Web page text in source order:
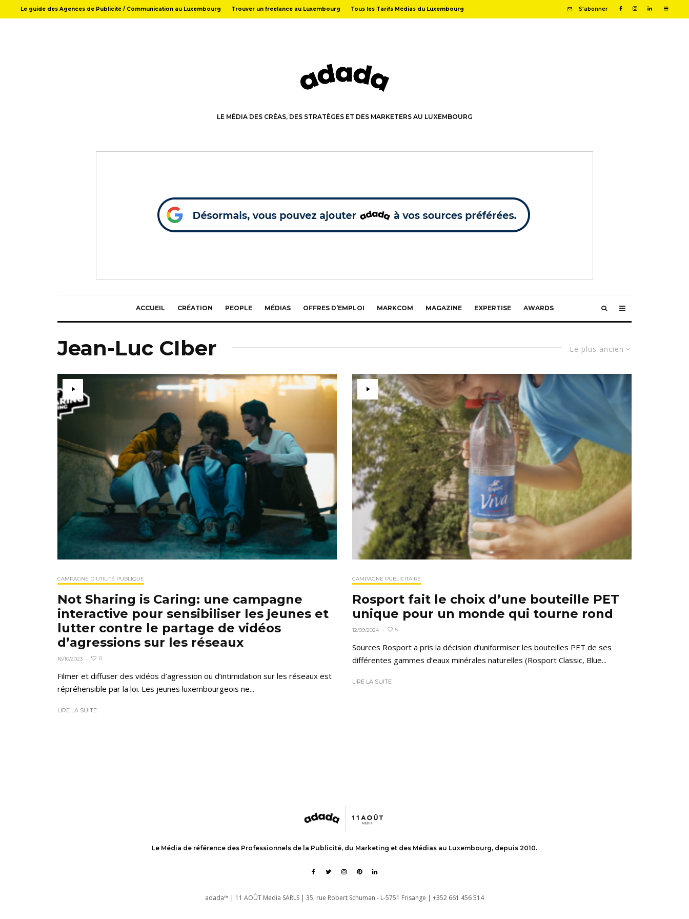
Le guide des Agences de Publicité / Communication au Luxembourg Trouver un freelance au Luxembourg Tous les Tarifs Médias du Luxembourg S'abonner
LE MÉDIA DES CRÉAS, DES STRATÈGES ET DES MARKETERS AU LUXEMBOURG
ACCUEIL CRÉATION PEOPLE MÉDIAS OFFRES D’EMPLOI MARKCOM MAGAZINE EXPERTISE AWARDS
Le plus ancien
Jean-Luc CIber
CAMPAGNE D'UTILITÉ PUBLIQUE
Not Sharing is Caring: une campagne
interactive pour sensibiliser les jeunes et
lutter contre le partage de vidéos
d’agressions sur les réseaux
16/10/2023 · 0
Filmer et diffuser des vidéos d’agression ou d’intimidation sur les réseaux est
répréhensible par la loi. Les jeunes luxembourgeois ne...
LIRE LA SUITE
CAMPAGNE PUBLICITAIRE
Rosport fait le choix d’une bouteille PET
unique pour un monde qui tourne rond
12/09/2024 · 5
Sources Rosport a pris la décision d’uniformiser les bouteilles PET de ses
différentes gammes d’eaux minérales naturelles (Rosport Classic, Blue...
LIRE LA SUITE
Le Média de référence des Professionnels de la Publicité, du Marketing et des Médias au Luxembourg, depuis 2010.
adada™ | 11 AOÛT Media SARLS | 35, rue Robert Schuman - L-5751 Frisange | +352 661 456 514